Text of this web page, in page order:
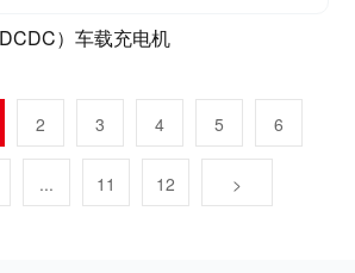
）车载充电机
2 3 4 5 6
... 11 12 >